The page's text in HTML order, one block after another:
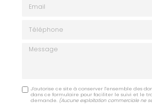
Message
J'autorise ce site à conserver l'ensemble des
dans ce formulaire pour faciliter le suivi et le
demande. (Aucune exploitation commerciale ne